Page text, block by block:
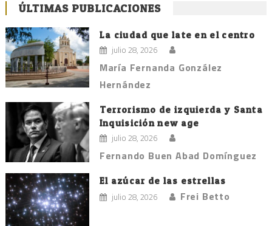
ÚLTIMAS PUBLICACIONES
La ciudad que late en el centro
julio 28, 2026
María Fernanda González
Hernández
Terrorismo de izquierda y Santa
Inquisición new age
julio 28, 2026
Fernando Buen Abad Domínguez
El azúcar de las estrellas
julio 28, 2026 Frei Betto